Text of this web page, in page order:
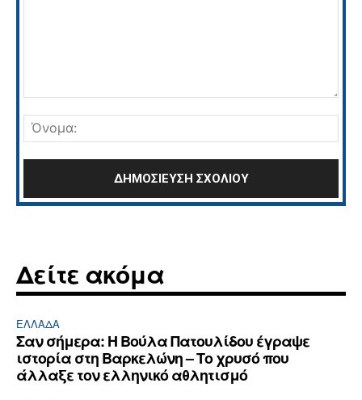
Δείτε ακόμα
ΕΛΛΆΔΑ
Σαν σήμερα: Η Βούλα Πατουλίδου έγραψε
ιστορία στη Βαρκελώνη – Το χρυσό που
άλλαξε τον ελληνικό αθλητισμό